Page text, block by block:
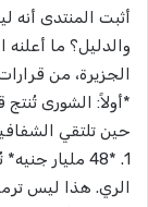
أثبت المنتدى أنه
والدليل؟ ما
الجزيرة، من
*أولاً: الشورى تُنتج
حين تلتقي
1. *48 مليار
الري. هذا ليس